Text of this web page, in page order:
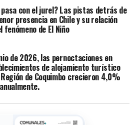
pasa con el jurel? Las pistas detrás de
presencia en Chile y su relación
fenómeno de El Niño
de 2026, las pernoctaciones en
de alojamiento turístico
de Coquimbo crecieron 4,0%